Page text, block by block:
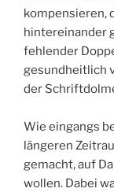
kompensieren,
hintereinander
fehlender
gesundheitlich
der
Wie eingangs
längeren
gemacht, auf
wollen. Dabei